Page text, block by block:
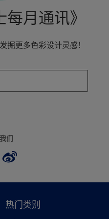
月通讯》
掘更多色彩设计灵感！
们
热门类别